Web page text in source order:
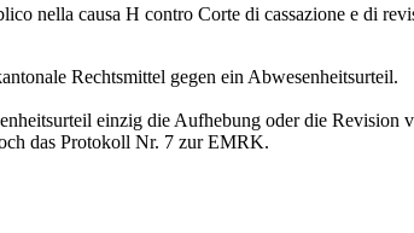
nella causa H contro Corte di cassazione e di
Rechtsmittel gegen ein Abwesenheitsurteil.
einzig die Aufhebung oder die
das Protokoll Nr. 7 zur EMRK.